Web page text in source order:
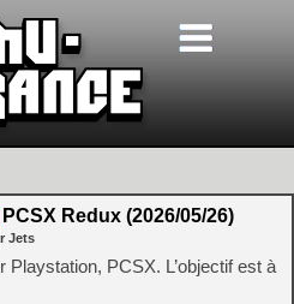
PCSX Redux (2026/05/26)
Jets
Playstation, PCSX. L’objectif est à